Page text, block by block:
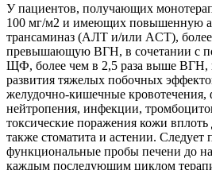
У пациентов, получающих
100 мг/м2 и имеющих повышенную
трансаминаз (АЛТ и/или ACT), более
превышающую ВГН, в сочетании с
ЩФ, более чем в 2,5 раза выше ВГН,
развития тяжелых побочных
желудочно-кишечные кровотечения,
нейтропения, инфекции,
токсические поражения кожи вплоть
также стоматита и астении. Следует
функциональные пробы печени до
каждым последующим циклом